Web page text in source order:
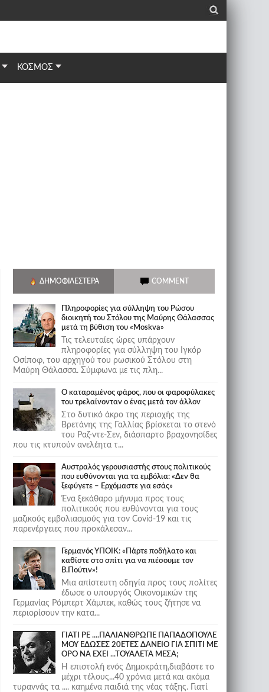
_
ΚΟΣΜΟΣ
ΔΗΜΟΦΙΛΈΣΤΕΡΑ COMMENT
Πληροφορίες για σύλληψη του Ρώσου
διοικητή του Στόλου της Mαύρης Θάλασσας
μετά τη βύθιση του «Moskva»
Τις τελευταίες ώρες υπάρχουν
πληροφορίες για σύλληψη του Ιγκόρ
Οσίποφ, του αρχηγού του ρωσικού Στόλου στη
Μαύρη Θάλασσα. Σύμφωνα με τις πλη...
Ο καταραμένος φάρος, που οι φαροφύλακες
του τρελαίνονταν ο ένας μετά τον άλλον
Στο δυτικό άκρο της περιοχής της
Βρετάνης της Γαλλίας βρίσκεται το στενό
του Ραζ-ντε-Σεν, διάσπαρτο βραχονησίδες
που τις κτυπούν ανελέητα τ...
Αυστραλός γερουσιαστής στους πολιτικούς
που ευθύνονται για τα εμβόλια: «Δεν θα
ξεφύγετε – Ερχόμαστε για εσάς»
Ένα ξεκάθαρο μήνυμα προς τους
πολιτικούς που ευθύνονται για τους
μαζικούς εμβολιασμούς για τον Covid-19 και τις
παρενέργειες που προκάλεσαν...
Γερμανός ΥΠΟΙΚ: «Πάρτε ποδήλατο και
καθίστε στο σπίτι για να πιέσουμε τον
Β.Πούτιν»!
Μια απίστευτη οδηγία προς τους πολίτες
έδωσε ο υπουργός Οικονομικών της
Γερμανίας Ρόμπερτ Χάμπεκ, καθώς τους ζήτησε να
περιορίσουν την κατα...
ΓΙΑΤΙ ΡΕ ....ΠΑΛΙΑΝΘΡΩΠΕ ΠΑΠΑΔΟΠΟΥΛΕ
ΜΟΥ ΕΔΩΣΕΣ 20ΕΤΕΣ ΔΑΝΕΙΟ ΓΙΑ ΣΠΙΤΙ ΜΕ
ΟΡΟ ΝΑ ΕΧΕΙ ...ΤΟΥΑΛΕΤΑ ΜΕΣΑ;
Η επιστολή ενός Δημοκράτη,διαβάστε το
μέχρι τέλους...40 χρόνια μετά και ακόμα
τυραννάς τα .... καημένα παιδιά της νέας τάξης. Γιατί